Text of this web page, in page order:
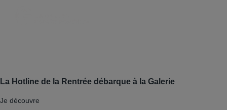
La Hotline de la Rentrée débarque à la Galerie
Je découvre